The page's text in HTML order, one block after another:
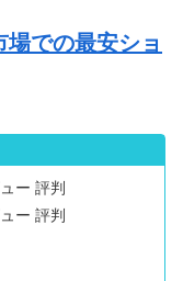
での最安ショ
ー 評判
ー 評判